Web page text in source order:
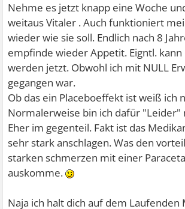
Nehme es jetzt knapp eine Woche
weitaus Vitaler . Auch funktioniert
wieder wie sie soll. Endlich nach 8
empfinde wieder Appetit. Eigntl. kann
werden jetzt. Obwohl ich mit NULL
gegangen war.
Ob das ein Placeboeffekt ist weiß ich
Normalerweise bin ich dafür "Leider"
Eher im gegenteil. Fakt ist das
sehr stark anschlagen. Was den
starken schmerzen mit einer
auskomme.
Naja ich halt dich auf dem Laufenden